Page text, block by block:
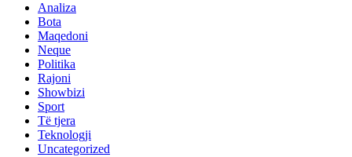
Analiza
Bota
Maqedoni
Neque
Politika
Rajoni
Showbizi
Sport
Të tjera
Teknologji
Uncategorized